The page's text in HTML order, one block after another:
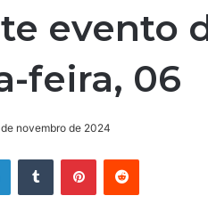
evento
feira, 06
novembro de 2024
LinkedinTumblr PinterestReddit